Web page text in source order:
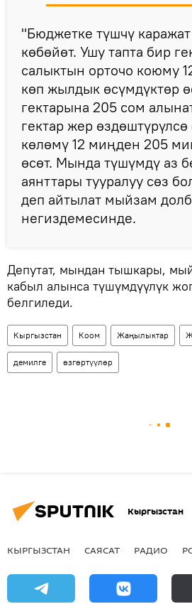
"Бюджетке түшчү каражат
көбөйөт. Ушу тапта бир
салыктын орточо коюму
көп жылдык өсүмдүктөр
гектарына 205 сом
гектар жер
көлөмү 12 миңден 205
өсөт. Мында түшүмдү аз
аянттары тууралуу сөз
деп айтылат мыйзам
негиздемесинде.
Депутат, мындан тышкары,
кабыл алынса түшүмдүүлүк
белгиледи.
Кыргызстан Коом Жаңылыктар
демилге өзгөртүүлөр
Кыргызстан
КЫРГЫЗСТАН САЯСАТ РАДИО